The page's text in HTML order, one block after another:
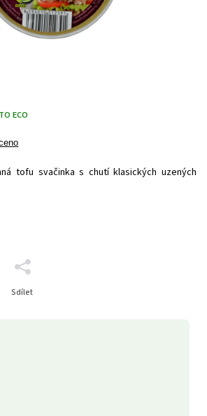
ECO
tofu svačinka s chutí klasických uzených
Sdílet